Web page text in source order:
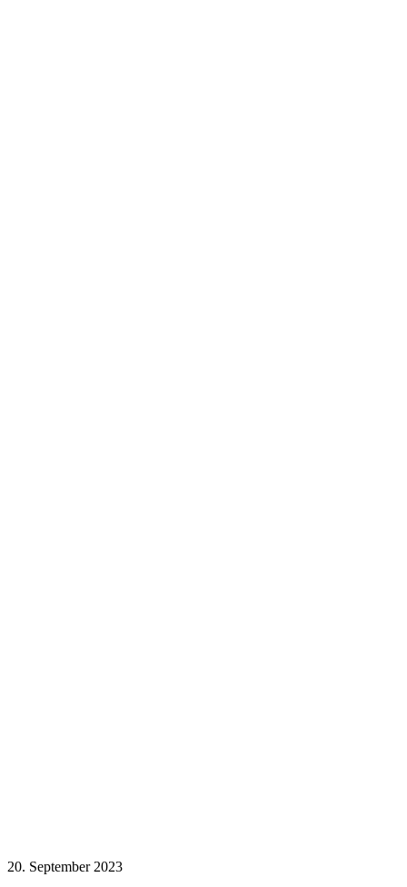
20. September 2023